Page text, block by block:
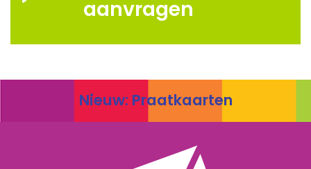
aanvragen
Nieuw: Praatkaarten